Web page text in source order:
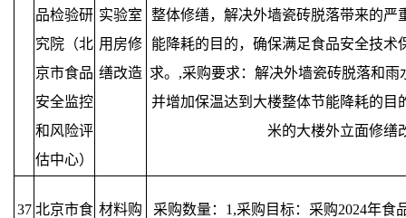
品检验研
究院（北
京市食品
安全监控
和风险评
估中心）
实验室
用房修
缮改造
整体修缮，解决外墙瓷砖脱落带来的严
能降耗的目的，确保满足食品安全技术
求。,采购要求：解决外墙瓷砖脱落和
并增加保温达到大楼整体节能降耗的目
米的大楼外立面修缮
37 北京市食 材料购
采购数量：1,采购目标：采购2024年食